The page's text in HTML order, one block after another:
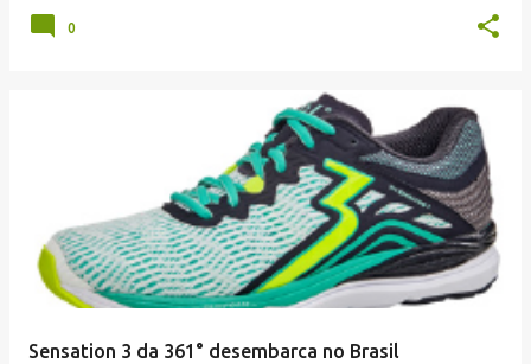
0
Sensation 3 da 361° desembarca no Brasil